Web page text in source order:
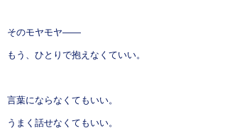
そのモヤモヤ——
もう、ひとりで抱えなくていい。
言葉にならなくてもいい。
うまく話せなくてもいい。